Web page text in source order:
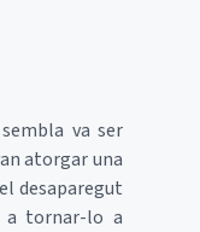
va ser
atorgar una
desaparegut
a tornar-lo a